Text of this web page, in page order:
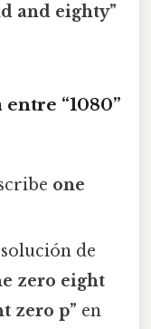
and eighty”
“1080”
one
de
zero eight
zero p” en